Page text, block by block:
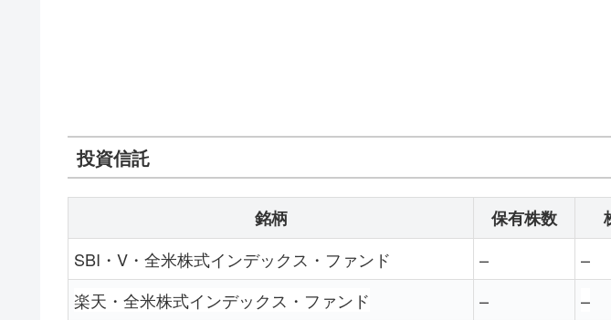
投資信託
銘柄 保有株数
SBI・V・全米株式インデックス・ファンド
–
–
楽天・全米株式インデックス・ファンド
–
–